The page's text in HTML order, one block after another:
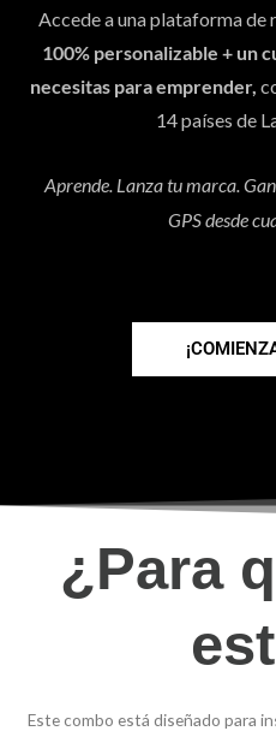
Accede a una plataforma de
100% personalizable + un
necesitas para emprender,
14 países de
Aprende. Lanza tu marca.
GPS desde
¿Para
Este combo está diseñado para